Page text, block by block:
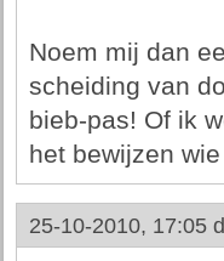
Noem mij dan
scheiding van
bieb-pas! Of ik
het bewijzen
25-10-2010, 17:05